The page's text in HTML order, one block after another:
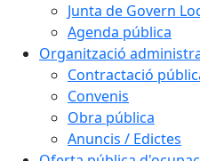
Junta de Govern
Agenda pública
Organització
Contractació
Convenis
Obra pública
Anuncis / Edictes